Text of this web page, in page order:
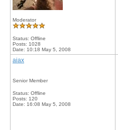
Moderator
Status: Offline
Posts: 1028
Date: 10:18 May 5, 2008
aiax
Senior Member
Status: Offline
Posts: 120
Date: 16:08 May 5, 2008